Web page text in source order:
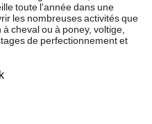
toute l'année dans une
les nombreuses activités que
cheval ou à poney, voltige,
de perfectionnement et